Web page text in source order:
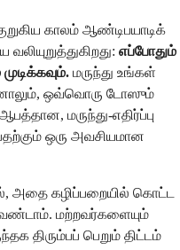
காலம் ஆண்டிபயாடிக்
எப்போதும்
மருந்து உங்கள்
ஒவ்வொரு டோஸும்
மருந்து-எதிர்ப்பு
ஒரு அவசியமான
அதை கழிப்பறையில் கொட்ட
மற்றவர்களையும்
திரும்பப் பெறும் திட்டம்